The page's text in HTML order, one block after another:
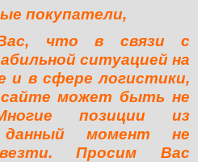
покупатели,
что в связи с
ситуацией на
и в сфере логистики,
может быть не
позиции из
момент не
Просим Вас